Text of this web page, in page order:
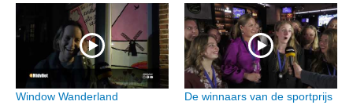
Window Wanderland
De winnaars van de sportprijs